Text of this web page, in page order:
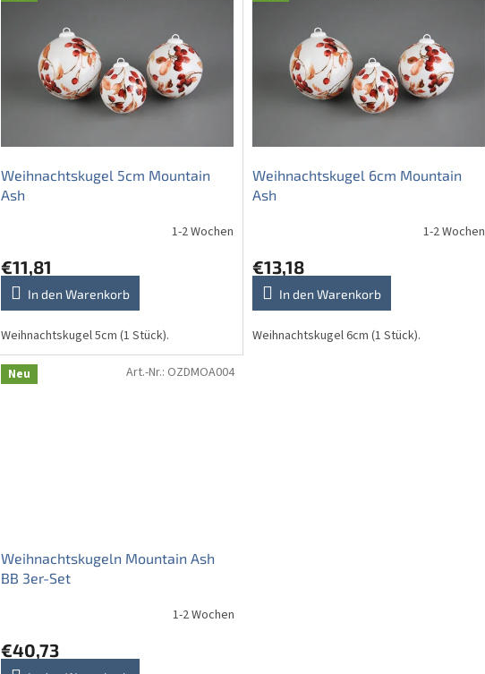
n
Weihnachtskugel 5cm Mountain
Ash
1-2 Wochen
€11,81
In den Warenkorb
Weihnachtskugel 5cm (1 Stück).
Weihnachtskugel 6cm Mountain
Ash
1-2 Wochen
€13,18
In den Warenkorb
Weihnachtskugel 6cm (1 Stück).
Neu
Weihnachtskugeln Mountain Ash
BB 3er-Set
1-2 Wochen
€40,73
Art.-Nr.: OZDMOA004